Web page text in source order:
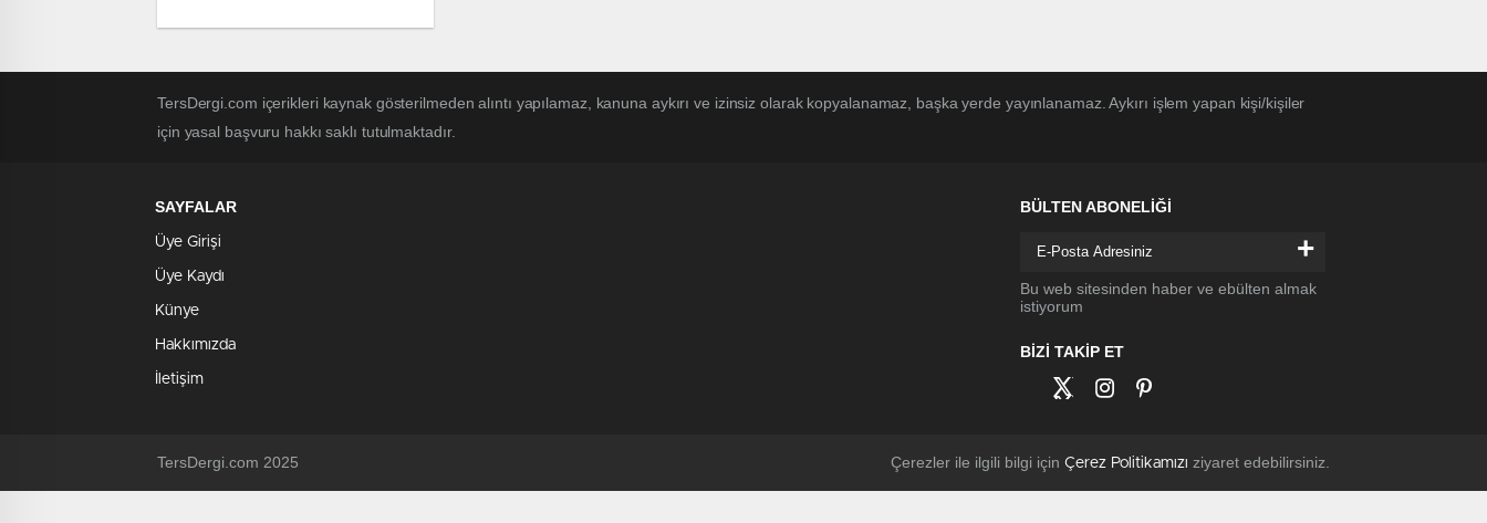
TersDergi.com içerikleri kaynak gösterilmeden alıntı yapılamaz, kanuna aykırı ve izinsiz olarak kopyalanamaz, başka yerde yayınlanamaz. Aykırı işlem yapan kişi/kişiler
için yasal başvuru hakkı saklı tutulmaktadır.
SAYFALAR
Üye Girişi
Üye Kaydı
Künye
Hakkımızda
İletişim
BÜLTEN ABONELİĞİ
+
Bu web sitesinden haber ve ebülten almak
istiyorum
BİZİ TAKİP ET
TersDergi.com 2025 Çerezler ile ilgili bilgi için Çerez Politikamızı ziyaret edebilirsiniz.